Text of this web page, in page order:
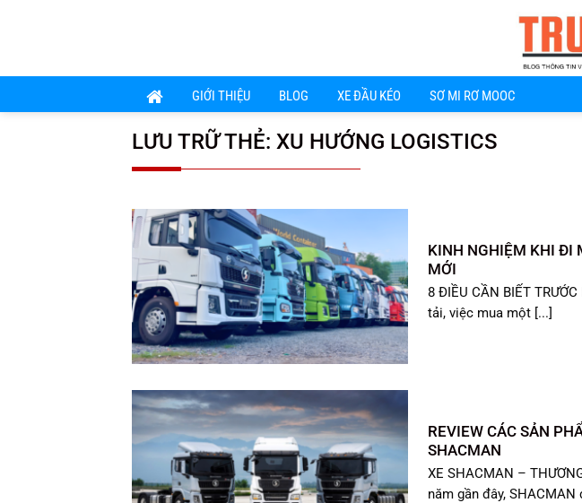
dung
GIỚI THIỆU BLOG XE ĐẦU KÉO SƠ MI RƠ MOOC
LƯU TRỮ THẺ: XU HƯỚNG LOGISTICS
KINH NGHIỆM KHI ĐI
MỚI
8 ĐIỀU CẦN BIẾT
tải, việc mua một [...]
REVIEW CÁC SẢN
SHACMAN
XE SHACMAN –
năm gần đây, SHACMAN